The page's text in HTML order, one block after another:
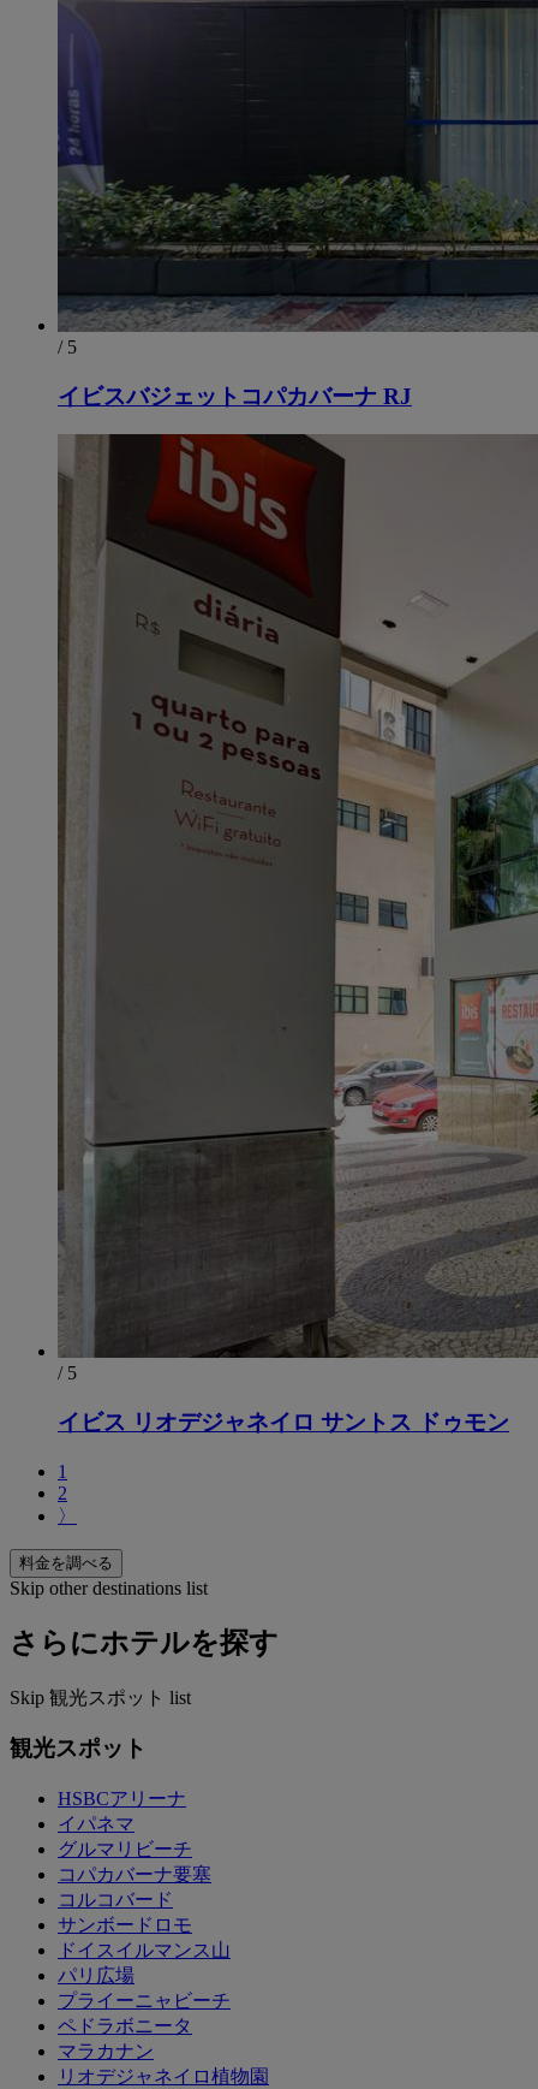
/ 5
イビスバジェットコパカバーナ RJ
/ 5
イビス リオデジャネイロ サントス ドゥモン
1
2
〉
料金を調べる
Skip other destinations list
さらにホテルを探す
Skip 観光スポット list
観光スポット
HSBCアリーナ
イパネマ
グルマリビーチ
コパカバーナ要塞
コルコバード
サンボードロモ
ドイスイルマンス山
パリ広場
プライーニャビーチ
ペドラボニータ
マラカナン
リオデジャネイロ植物園